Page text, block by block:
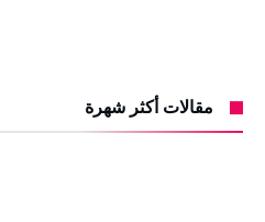
مقالات أكثر شهرة